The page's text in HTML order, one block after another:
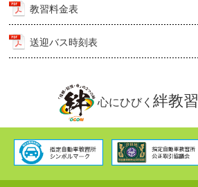
教習料金表
送迎バス時刻表
心にひびく 絆教習